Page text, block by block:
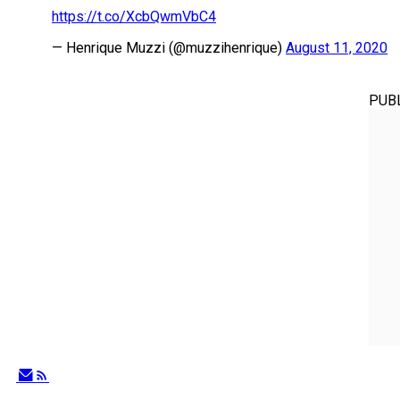
https://t.co/XcbQwmVbC4
— Henrique Muzzi (@muzzihenrique) August 11, 2020